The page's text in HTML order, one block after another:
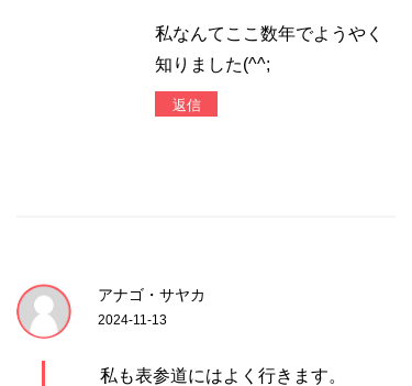
私なんてここ数年でようやく
知りました(^^;
返信
アナゴ・サヤカ
2024-11-13
私も表参道にはよく行きます。